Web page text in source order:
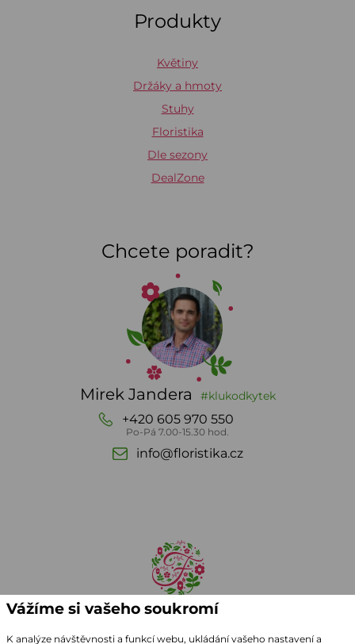
Produkty
Květiny
Držáky a hmoty
Stuhy
Floristika
Dle sezony
DealZone
Chcete poradit?
Mirek Jandera #klukodkytek
+420 605 970 550
Po-Pá 7.00-15.30 hod.
info@floristika.cz
Vážíme si vašeho soukromí
K analýze návštěvnosti a funkcí webu, ukládání vašeho nastavení a